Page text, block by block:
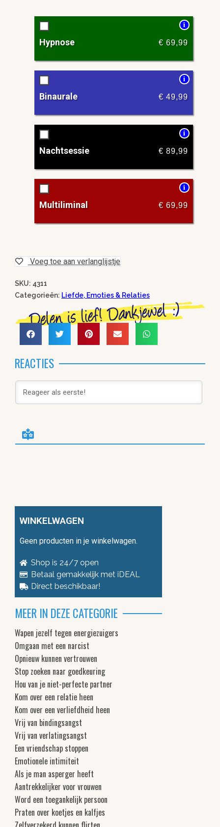
i
Hypnose € 69,99
i
Binaurale € 49,99
i
Nachtsessie € 89,99
i
Multiliminal € 69,99
Voeg toe aan verlanglijstje
SKU: 4311
Categorieën: Liefde, Emoties & Relaties
REACTIES
WINKELWAGEN
Geen producten in je winkelwagen.
Shop is 24/7 open
Betaal gemakkelijk met iDEAL
Direct beschikbaar!
MEER IN DEZE CATEGORIE
Wapen jezelf tegen energiezuigers
Omgaan met een narcist
Opnieuw kunnen vertrouwen
Stop zoeken naar goedkeuring
Hou van je niet-perfecte partner
Kom over een relatie heen
Kom over een verliefdheid heen
Vrij van bindingsangst
Vrij van verlatingsangst
Een vriendschap stoppen
Emotionele intimiteit
Als je man asperger heeft
Aantrekkelijker voor vrouwen
Word een toegankelijk persoon
Praten over koetjes en kalfjes